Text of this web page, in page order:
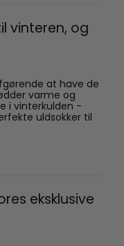
vinteren, og
at have de
varme og
i vinterkulden -
uldsokker til
eksklusive